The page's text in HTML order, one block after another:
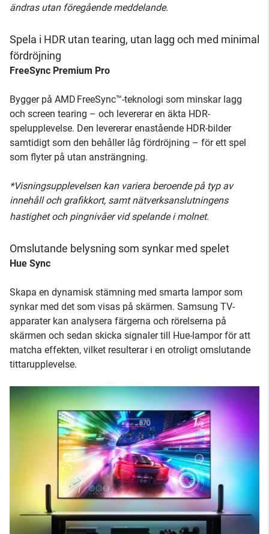
ändras utan föregående meddelande.
Spela i HDR utan tearing, utan lagg och med minimal
fördröjning
FreeSync Premium Pro
Bygger på AMD FreeSync™-teknologi som minskar lagg
och screen tearing – och levererar en äkta HDR-
spelupplevelse. Den levererar enastående HDR-bilder
samtidigt som den behåller låg fördröjning – för ett spel
som flyter på utan ansträngning.
*Visningsupplevelsen kan variera beroende på typ av
innehåll och grafikkort, samt nätverksanslutningens
hastighet och pingnivåer vid spelande i molnet.
Omslutande belysning som synkar med spelet
Hue Sync
Skapa en dynamisk stämning med smarta lampor som
synkar med det som visas på skärmen. Samsung TV-
apparater kan analysera färgerna och rörelserna på
skärmen och sedan skicka signaler till Hue-lampor för att
matcha effekten, vilket resulterar i en otroligt omslutande
tittarupplevelse.